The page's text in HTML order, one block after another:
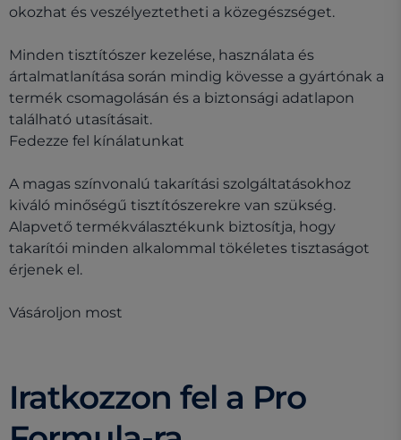
okozhat és veszélyeztetheti a közegészséget.
Minden tisztítószer kezelése, használata és
ártalmatlanítása során mindig kövesse a gyártónak a
termék csomagolásán és a biztonsági adatlapon
található utasításait.
Fedezze fel kínálatunkat
A magas színvonalú takarítási szolgáltatásokhoz
kiváló minőségű tisztítószerekre van szükség.
Alapvető termékválasztékunk biztosítja, hogy
takarítói minden alkalommal tökéletes tisztaságot
érjenek el.
Vásároljon most
Iratkozzon fel a Pro